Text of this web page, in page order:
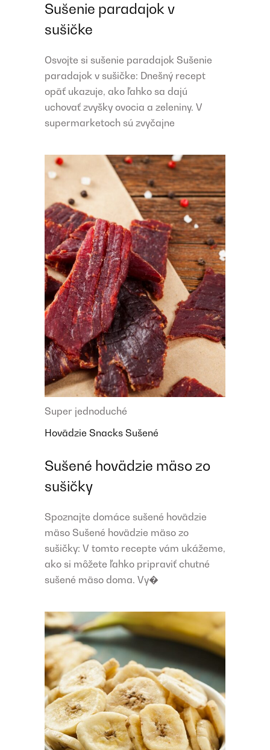
Sušenie paradajok v
sušičke
Osvojte si sušenie paradajok Sušenie
paradajok v sušičke: Dnešný recept
opäť ukazuje, ako ľahko sa dajú
uchovať zvyšky ovocia a zeleniny. V
supermarketoch sú zvyčajne
Super jednoduché
Hovädzie Snacks Sušené
Sušené hovädzie mäso zo
sušičky
Spoznajte domáce sušené hovädzie
mäso Sušené hovädzie mäso zo
sušičky: V tomto recepte vám ukážeme,
ako si môžete ľahko pripraviť chutné
sušené mäso doma. Vy�